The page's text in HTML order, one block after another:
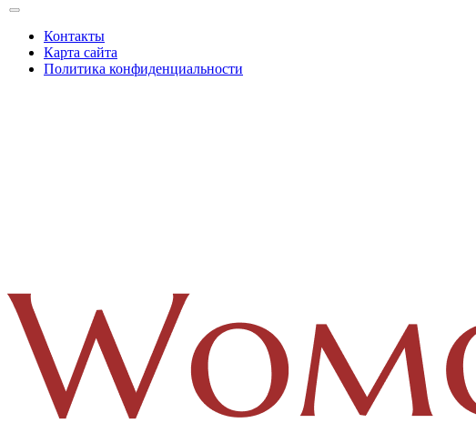
Контакты
Карта сайта
Политика конфиденциальности